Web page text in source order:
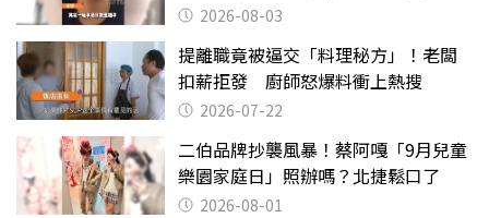
2026-08-03
提離職竟被逼交「料理秘方」！老闆
扣薪拒發 廚師怒爆料衝上熱搜
2026-07-22
二伯品牌抄襲風暴！蔡阿嘎「9月兒童
樂園家庭日」照辦嗎？北捷鬆口了
2026-08-01